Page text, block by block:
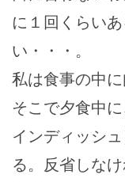
に１回くらい
い・・・。
私は食事の中に
そこで夕食中
インディッシ
る。反省しな